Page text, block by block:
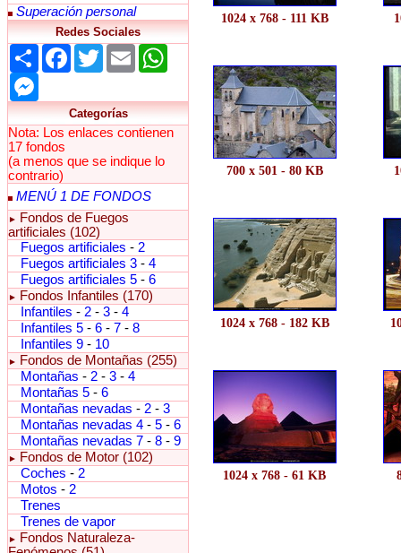
Superación personal
Redes Sociales
Share Facebook
TwitterEmail
Categorías
Nota: Los enlaces contienen
17 fondos
(a menos que se indique lo
contrario)
MENÚ 1 DE FONDOS
►
Fondos de Fuegos
artificiales (102)
Fuegos artificiales - 2
Fuegos artificiales 3 - 4
Fuegos artificiales 5 - 6
►
Fondos Infantiles (170)
Infantiles - 2 - 3 - 4
Infantiles 5 - 6 - 7 - 8
Infantiles 9 - 10
►
Fondos de Montañas (255)
Montañas - 2 - 3 - 4
Montañas 5 - 6
Montañas nevadas - 2 - 3
Montañas nevadas 4 - 5 - 6
Montañas nevadas 7 - 8 - 9
►
Fondos de Motor (102)
Coches - 2
Motos - 2
Trenes
Trenes de vapor
►
Fondos Naturaleza-
1024 x 768 - 111 KB
700 x 501 - 80 KB
1024 x 768 - 182 KB
1024 x 768 - 61 KB